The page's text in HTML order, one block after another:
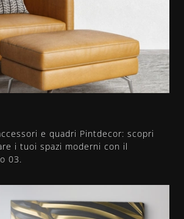
e quadri Pintdecor: scopri
i tuoi spazi moderni con il
03.